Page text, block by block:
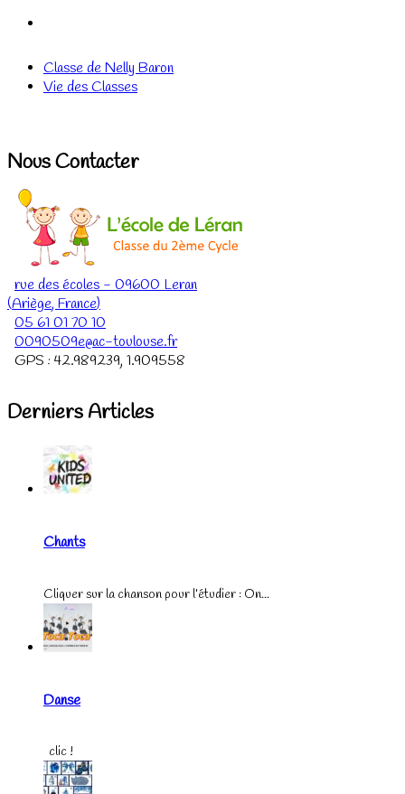
Classe de Nelly Baron
Vie des Classes
Nous Contacter
rue des écoles - 09600 Leran
(Ariège, France)
05 61 01 70 10
0090509e@ac-toulouse.fr
GPS : 42.989239, 1.909558
Derniers Articles
Chants
Cliquer sur la chanson pour l’étudier : On...
Danse
clic !